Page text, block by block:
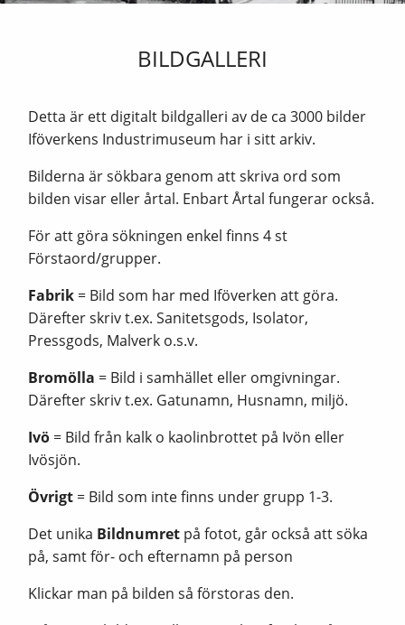
BILDGALLERI
Detta är ett digitalt bildgalleri av de ca 3000 bilder
Iföverkens Industrimuseum har i sitt arkiv.
Bilderna är sökbara genom att skriva ord som
bilden visar eller årtal. Enbart Årtal fungerar också.
För att göra sökningen enkel finns 4 st
Förstaord/grupper.
Fabrik = Bild som har med Iföverken att göra.
Därefter skriv t.ex. Sanitetsgods, Isolator,
Pressgods, Malverk o.s.v.
Bromölla = Bild i samhället eller omgivningar.
Därefter skriv t.ex. Gatunamn, Husnamn, miljö.
Ivö = Bild från kalk o kaolinbrottet på Ivön eller
Ivösjön.
Övrigt = Bild som inte finns under grupp 1-3.
Det unika Bildnumret på fotot, går också att söka
på, samt för- och efternamn på person
Klickar man på bilden så förstoras den.